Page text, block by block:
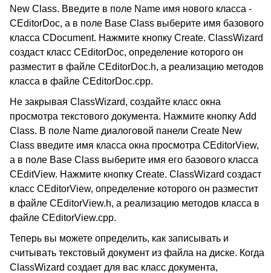
New Class. Введите в поле Name имя нового класса -
CEditorDoc, а в поле Base Class выберите имя базового
класса CDocument. Нажмите кнопку Create. ClassWizard
создаст класс CEditorDoc, определение которого он
разместит в файле CEditorDoc.h, а реализацию методов
класса в файле CEditorDoc.cpp.
Не закрывая ClassWizard, создайте класс окна
просмотра текстового документа. Нажмите кнопку Add
Class. В поле Name диалоговой панели Create New
Class введите имя класса окна просмотра CEditorView,
а в поле Base Class выберите имя его базового класса
CEditView. Нажмите кнопку Create. ClassWizard создаст
класс CEditorView, определение которого он разместит
в файле CEditorView.h, а реализацию методов класса в
файле CEditorView.cpp.
Теперь вы можете определить, как записывать и
считывать текстовый документ из файла на диске. Когда
ClassWizard создает для вас класс документа,